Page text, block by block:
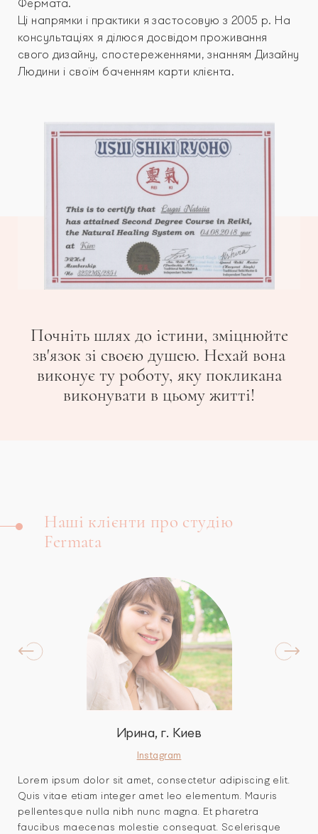
Фермата.
Ці напрямки і практики я застосовую з 2005 р. На
консультаціях я ділюся досвідом проживання
свого дизайну, спостереженнями, знанням Дизайну
Людини і своїм баченням карти клієнта.
Почніть шлях до істини, зміцнюйте
зв'язок зі своєю душею. Нехай вона
виконує ту роботу, яку покликана
виконувати в цьому житті!
Наші клієнти про студію
Fermata
Ирина, г. Киев
Instagram
Lorem ipsum dolor sit amet, consectetur adipiscing elit.
Quis vitae etiam integer amet leo elementum. Mauris
pellentesque nulla nibh nunc magna. Et pharetra
faucibus maecenas molestie consequat. Scelerisque